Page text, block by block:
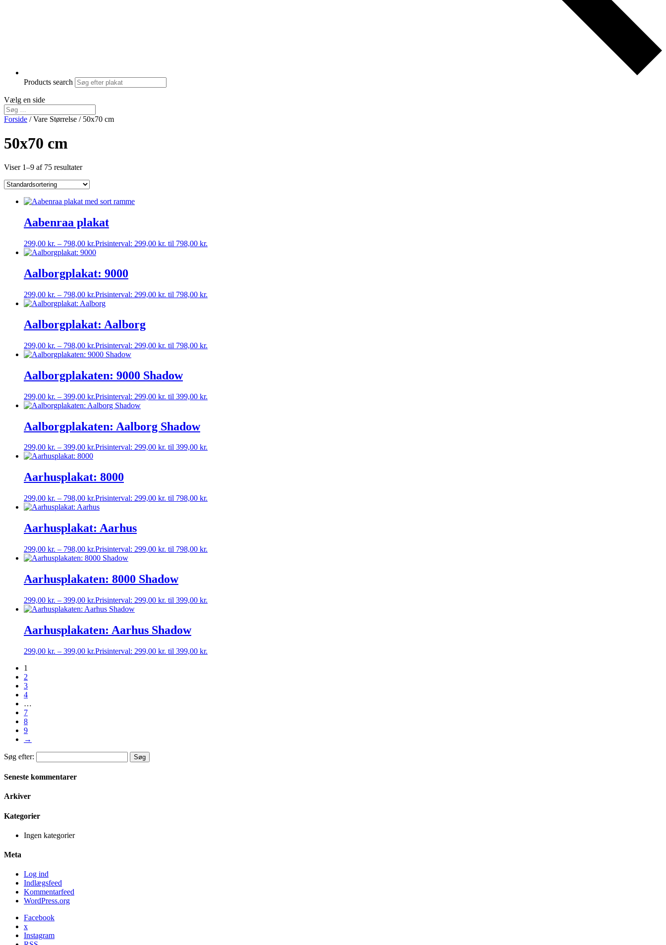
Products search
Vælg en side
Forside / Vare Størrelse / 50x70 cm
50x70 cm
Viser 1–9 af 75 resultater
Aabenraa plakat
299,00 kr. – 798,00 kr.Prisinterval: 299,00 kr. til 798,00 kr.
Aalborgplakat: 9000
299,00 kr. – 798,00 kr.Prisinterval: 299,00 kr. til 798,00 kr.
Aalborgplakat: Aalborg
299,00 kr. – 798,00 kr.Prisinterval: 299,00 kr. til 798,00 kr.
Aalborgplakaten: 9000 Shadow
299,00 kr. – 399,00 kr.Prisinterval: 299,00 kr. til 399,00 kr.
Aalborgplakaten: Aalborg Shadow
299,00 kr. – 399,00 kr.Prisinterval: 299,00 kr. til 399,00 kr.
Aarhusplakat: 8000
299,00 kr. – 798,00 kr.Prisinterval: 299,00 kr. til 798,00 kr.
Aarhusplakat: Aarhus
299,00 kr. – 798,00 kr.Prisinterval: 299,00 kr. til 798,00 kr.
Aarhusplakaten: 8000 Shadow
299,00 kr. – 399,00 kr.Prisinterval: 299,00 kr. til 399,00 kr.
Aarhusplakaten: Aarhus Shadow
299,00 kr. – 399,00 kr.Prisinterval: 299,00 kr. til 399,00 kr.
1
2
3
4
…
7
8
9
→
Søg efter:
Seneste kommentarer
Arkiver
Kategorier
Ingen kategorier
Meta
Log ind
Indlægsfeed
Kommentarfeed
WordPress.org
Facebook
x
Instagram